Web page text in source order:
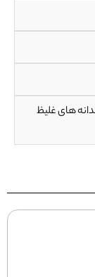
های غلیظ